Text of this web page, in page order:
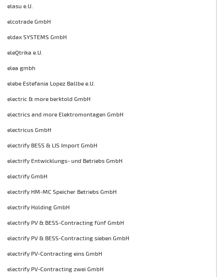
elasu e.U.
elcotrade GmbH
eldax SYSTEMS GmbH
eleQtrika e.U.
elea gmbh
elebe Estefania Lopez Ballbe e.U.
electric & more berktold GmbH
electrics and more Elektromontagen GmbH
electricus GmbH
electrify BESS & LIS Import GmbH
electrify Entwicklungs- und Betriebs GmbH
electrify GmbH
electrify HM-MC Speicher Betriebs GmbH
electrify Holding GmbH
electrify PV & BESS-Contracting fünf GmbH
electrify PV & BESS-Contracting sieben GmbH
electrify PV-Contracting eins GmbH
electrify PV-Contracting zwei GmbH